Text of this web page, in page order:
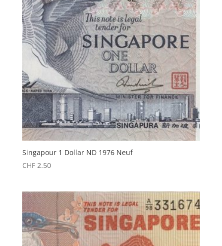
Singapour 1 Dollar ND 1976 Neuf
CHF2.50